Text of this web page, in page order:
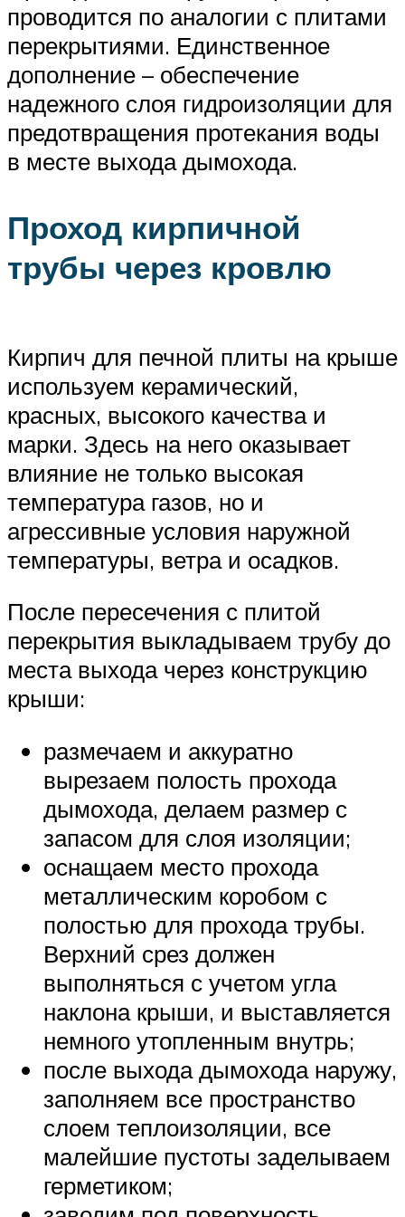
проводится по аналогии с плитами
перекрытиями. Единственное
дополнение – обеспечение
надежного слоя гидроизоляции для
предотвращения протекания воды
в месте выхода дымохода.
Проход кирпичной
трубы через кровлю
Кирпич для печной плиты на крыше
используем керамический,
красных, высокого качества и
марки. Здесь на него оказывает
влияние не только высокая
температура газов, но и
агрессивные условия наружной
температуры, ветра и осадков.
После пересечения с плитой
перекрытия выкладываем трубу до
места выхода через конструкцию
крыши:
размечаем и аккуратно
вырезаем полость прохода
дымохода, делаем размер с
запасом для слоя изоляции;
оснащаем место прохода
металлическим коробом с
полостью для прохода трубы.
Верхний срез должен
выполняться с учетом угла
наклона крыши, и выставляется
немного утопленным внутрь;
после выхода дымохода наружу,
заполняем все пространство
слоем теплоизоляции, все
малейшие пустоты заделываем
герметиком;